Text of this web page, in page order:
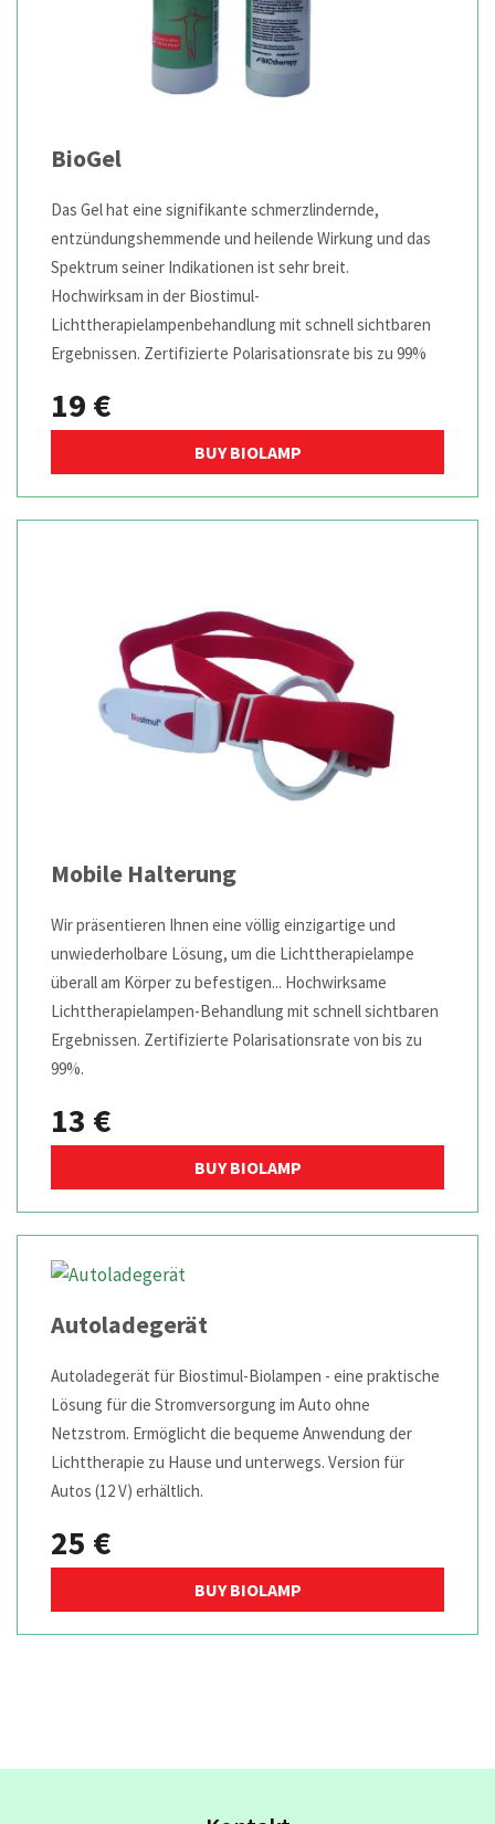
BioGel
Das Gel hat eine signifikante schmerzlindernde,
entzündungshemmende und heilende Wirkung und das
Spektrum seiner Indikationen ist sehr breit.
Hochwirksam in der Biostimul-
Lichttherapielampenbehandlung mit schnell sichtbaren
Ergebnissen. Zertifizierte Polarisationsrate bis zu 99%
19 €
BUY BIOLAMP
Mobile Halterung
Wir präsentieren Ihnen eine völlig einzigartige und
unwiederholbare Lösung, um die Lichttherapielampe
überall am Körper zu befestigen... Hochwirksame
Lichttherapielampen-Behandlung mit schnell sichtbaren
Ergebnissen. Zertifizierte Polarisationsrate von bis zu
99%.
13 €
BUY BIOLAMP
Autoladegerät
Autoladegerät für Biostimul-Biolampen - eine praktische
Lösung für die Stromversorgung im Auto ohne
Netzstrom. Ermöglicht die bequeme Anwendung der
Lichttherapie zu Hause und unterwegs. Version für
Autos (12 V) erhältlich.
25 €
BUY BIOLAMP